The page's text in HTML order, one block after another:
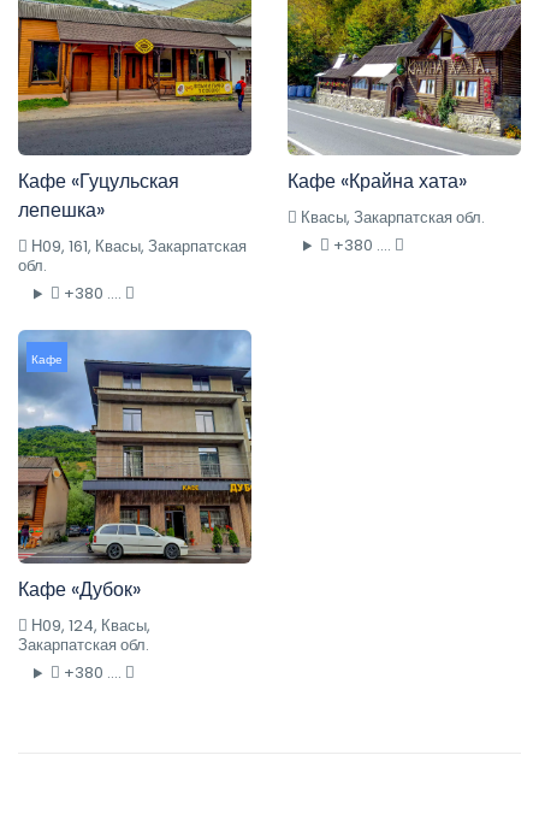
Кафе «Гуцульская
лепешка»
Н09, 161, Квасы, Закарпатская
обл.
+380 ....
Кафе «Крайна хата»
Квасы, Закарпатская обл.
+380 ....
Кафе
Кафе «Дубок»
Н09, 124, Квасы,
Закарпатская обл.
+380 ....